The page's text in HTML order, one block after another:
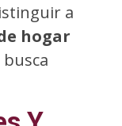
a
hogar